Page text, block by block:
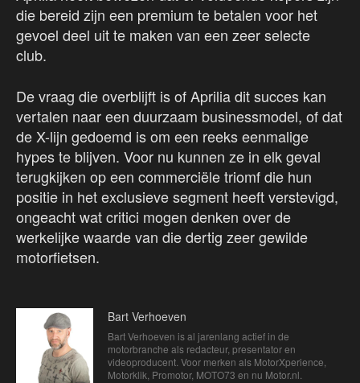
die bereid zijn een premium te betalen voor het
gevoel deel uit te maken van een zeer selecte
club.
De vraag die overblijft is of Aprilia dit succes kan
vertalen naar een duurzaam businessmodel, of dat
de X-lijn gedoemd is om een reeks eenmalige
hypes te blijven. Voor nu kunnen ze in elk geval
terugkijken op een commerciële triomf die hun
positie in het exclusieve segment heeft verstevigd,
ongeacht wat critici mogen denken over de
werkelijke waarde van die dertig zeer gewilde
motorfietsen.
Bart Verhoeven
Bart Verhoeven is al jarenlang actief in de
motorbranche als redacteur, presentator en
videoproducent. Voor merken als MotorXperience,
Motorklik, Promotor, MOTO73 en nu Motor.nl.